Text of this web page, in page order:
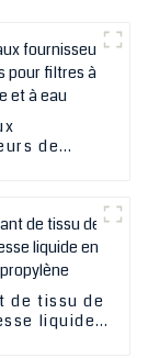
de
de tissu de
liquide